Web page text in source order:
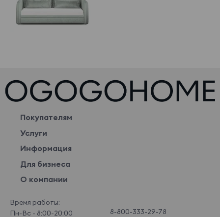
Покупателям
Услуги
Информация
Для бизнеса
О компании
Время работы:
Пн-Вс - 8:00-20:00
8-800-333-29-78